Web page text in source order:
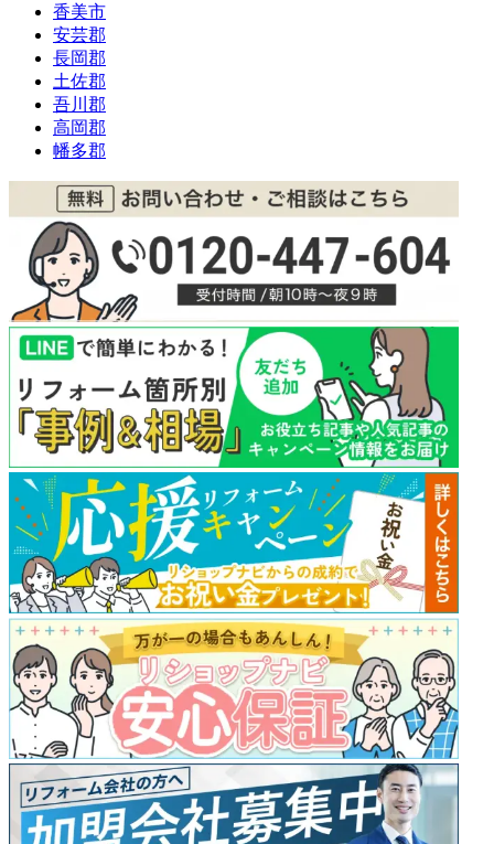
香美市
安芸郡
長岡郡
土佐郡
吾川郡
高岡郡
幡多郡